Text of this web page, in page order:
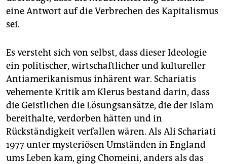
eine Antwort auf die Verbrechen des Kapitalismus
sei.
Es versteht sich von selbst, dass dieser Ideologie
ein politischer, wirtschaftlicher und kultureller
Antiamerikanismus inhärent war. Schariatis
vehemente Kritik am Klerus bestand darin, dass
die Geistlichen die Lösungsansätze, die der Islam
bereithalte, verdorben hätten und in
Rückständigkeit verfallen wären. Als Ali Schariati
1977 unter mysteriösen Umständen in England
ums Leben kam, ging Chomeini, anders als das